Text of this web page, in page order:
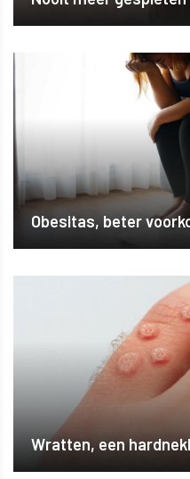
Obesitas, beter
Wratten, een